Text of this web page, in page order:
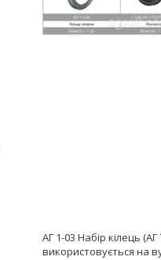
АГ 1-03 Набір кілець (АГ
використовується на